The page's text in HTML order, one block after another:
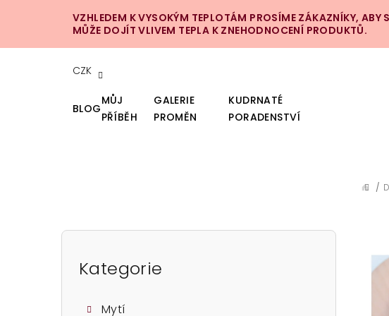
VZHLEDEM K VYSOKÝM TEPLOTÁM PROSÍME ZÁKAZNÍKY,
MŮŽE DOJÍT VLIVEM TEPLA K ZNEHODNOCENÍ PRODUKTŮ.
CZK
BLOG
MŮJ
PŘÍBĚH
GALERIE
PROMĚN
KUDRNATÉ
PORADENSTVÍ
DOMŮ
/
P
Přeskočit
kategorie
Kategorie
Mytí